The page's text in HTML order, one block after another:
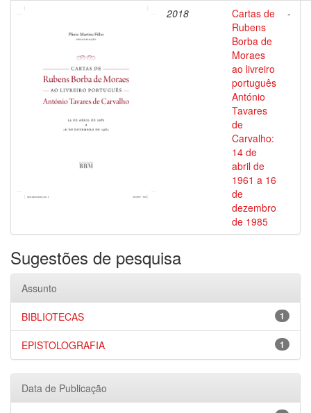
2018
Cartas de
Rubens
Borba de
Moraes
ao livreiro
português
António
Tavares
de
Carvalho:
14 de
abril de
1961 a 16
de
dezembro
de 1985
-
Sugestões de pesquisa
Assunto
1
BIBLIOTECAS
1
EPISTOLOGRAFIA
Data de Publicação